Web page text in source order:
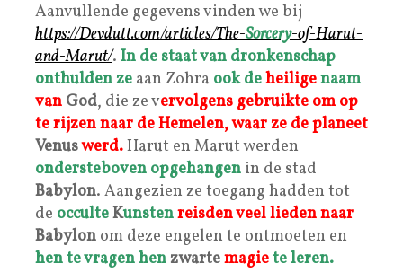
Aanvullende gegevens vinden we bij
https://Devdutt.com/articles/The-Sorcery-of-Harut-
and-Marut/. In de staat van dronkenschap
onthulden ze aan Zohra ook deheiligenaam
van God, die ze vervolgens gebruikte om op
te rijzen naar de Hemelen, waar ze de planeet
Venuswerd.Harut en Marut werden
ondersteboven opgehangen in de stad
Babylon. Aangezien ze toegang hadden tot
de occulteKunstenreisden veel lieden naar
Babylon om deze engelen te ontmoeten en
hen te vragen hen zwartemagiete leren.